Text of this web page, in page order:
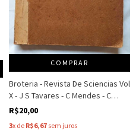
COMPRAR
Broteria - Revista De Sciencias Vol
X - J S Tavares - C Mendes - C
Zimmermann
R$20,00
3x de R$6,67 sem juros